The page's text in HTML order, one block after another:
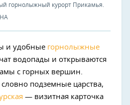
горнолыжный курорт Прикамья.
и удобные горнолыжные
водопады и открываются
с горных вершин.
подземные царства,
— визитная карточка